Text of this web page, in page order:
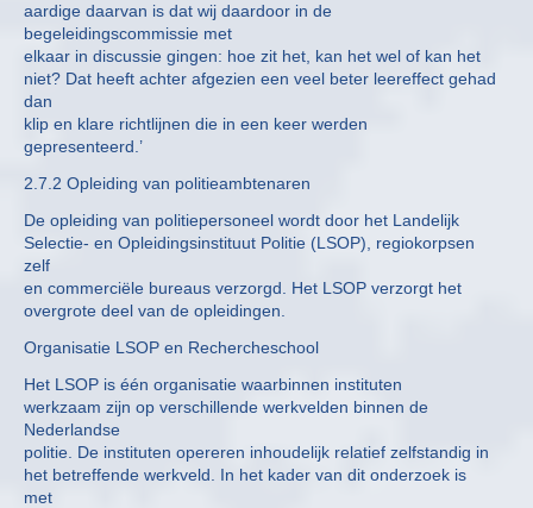
aardige daarvan is dat wij daardoor in de
begeleidingscommissie met
elkaar in discussie gingen: hoe zit het, kan het wel of kan het
niet? Dat heeft achter afgezien een veel beter leereffect gehad
dan
klip en klare richtlijnen die in een keer werden
gepresenteerd.’
2.7.2 Opleiding van politieambtenaren
De opleiding van politiepersoneel wordt door het Landelijk
Selectie- en Opleidingsinstituut Politie (LSOP), regiokorpsen
zelf
en commerciële bureaus verzorgd. Het LSOP verzorgt het
overgrote deel van de opleidingen.
Organisatie LSOP en Rechercheschool
Het LSOP is één organisatie waarbinnen instituten
werkzaam zijn op verschillende werkvelden binnen de
Nederlandse
politie. De instituten opereren inhoudelijk relatief zelfstandig in
het betreffende werkveld. In het kader van dit onderzoek is
met